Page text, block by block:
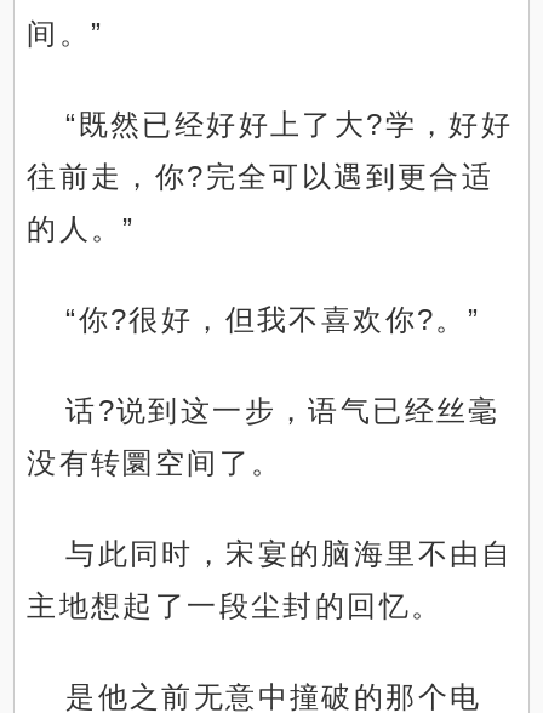
间。”
“既然已经好好上了大?学，好好
往前走，你?完全可以遇到更合适
的人。”
“你?很好，但我不喜欢你?。”
话?说到这一步，语气已经丝毫
没有转圜空间了。
与此同时，宋宴的脑海里不由自
主地想起了一段尘封的回忆。
是他之前无意中撞破的那个电